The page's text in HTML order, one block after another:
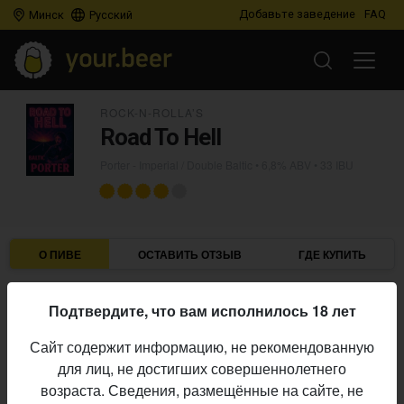
Минск Русский Добавьте заведение FAQ
Road To Hell
О ПИВЕ ОСТАВИТЬ ОТЗЫВ ГДЕ КУПИТЬ
Пивоварня:
Алкоголь:
6,8%
Горечь:
33 IBU
Начало
Подтвердите, что вам исполнилось 18 лет
Сайт содержит информацию, не рекомендованную
для лиц, не достигших совершеннолетнего
возраста. Сведения, размещённые на сайте, не